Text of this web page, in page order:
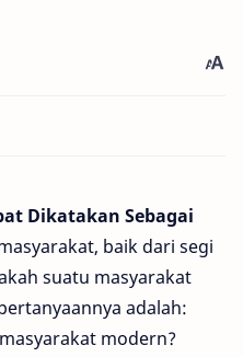
Dikatakan Sebagai
baik dari segi
suatu masyarakat
adalah:
modern?